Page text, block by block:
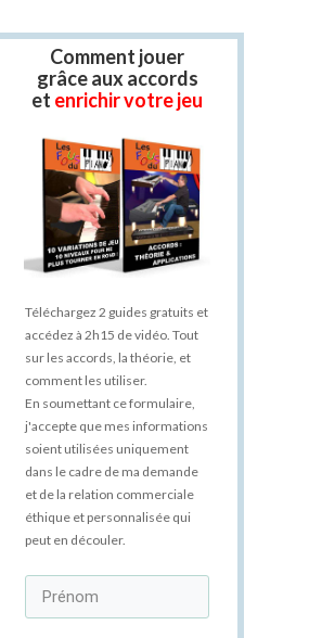
Comment jouer
grâce aux accords
et enrichir votre jeu
Téléchargez 2 guides gratuits et
accédez à 2h15 de vidéo. Tout
sur les accords, la théorie, et
comment les utiliser.
En soumettant ce formulaire,
j'accepte que mes informations
soient utilisées uniquement
dans le cadre de ma demande
et de la relation commerciale
éthique et personnalisée qui
peut en découler.